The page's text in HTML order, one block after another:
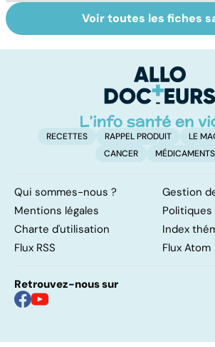
Tout savoir sur
les infections
Covid-
savoir
Voir toutes les fiches
RECETTES RAPPEL PRODUIT
LE
CANCER
MÉDICAMENTS
Qui sommes-nous ?
Gestion
Mentions légales
Charte d'utilisation
Index
Flux RSS
Flux Atom
Retrouvez-nous sur